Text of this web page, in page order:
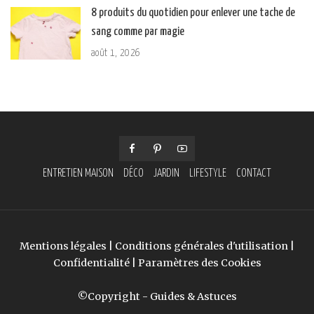
8 produits du quotidien pour enlever une tache de
sang comme par magie
août 1, 2026
ENTRETIEN MAISON DÉCO JARDIN LIFESTYLE CONTACT
Mentions légales Conditions générales d'utilisation
Confidentialité| Paramètres des Cookies
©Copyright - Guides & Astuces